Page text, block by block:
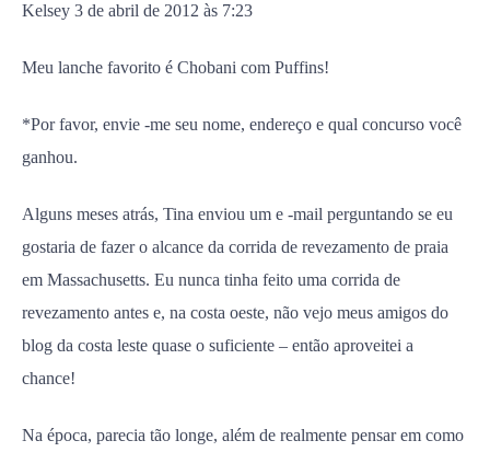
Kelsey 3 de abril de 2012 às 7:23
Meu lanche favorito é Chobani com Puffins!
*Por favor, envie -me seu nome, endereço e qual concurso você
ganhou.
Alguns meses atrás, Tina enviou um e -mail perguntando se eu
gostaria de fazer o alcance da corrida de revezamento de praia
em Massachusetts. Eu nunca tinha feito uma corrida de
revezamento antes e, na costa oeste, não vejo meus amigos do
blog da costa leste quase o suficiente – então aproveitei a
chance!
Na época, parecia tão longe, além de realmente pensar em como